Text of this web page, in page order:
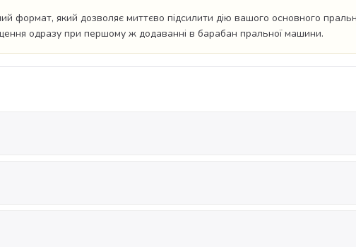
формат, який дозволяє миттєво підсилити дію вашого основного
одразу при першому ж додаванні в барабан пральної машини.